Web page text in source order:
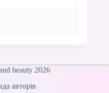
beauty 2026
авторів